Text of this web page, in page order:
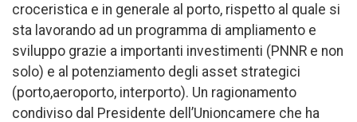
croceristica e in generale al porto, rispetto al quale si
sta lavorando ad un programma di ampliamento e
sviluppo grazie a importanti investimenti (PNNR e non
solo) e al potenziamento degli asset strategici
(porto,aeroporto, interporto). Un ragionamento
condiviso dal Presidente dell’Unioncamere che ha